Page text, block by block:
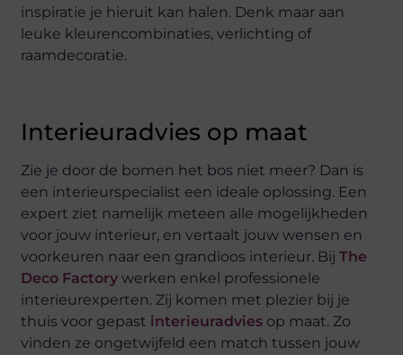
inspiratie je hieruit kan halen. Denk maar aan
leuke kleurencombinaties, verlichting of
raamdecoratie.
Interieuradvies op maat
Zie je door de bomen het bos niet meer? Dan is
een interieurspecialist een ideale oplossing. Een
expert ziet namelijk meteen alle mogelijkheden
voor jouw interieur, en vertaalt jouw wensen en
voorkeuren naar een grandioos interieur. BijThe
Deco Factory werken enkel professionele
interieurexperten. Zij komen met plezier bij je
thuis voor gepast interieuradvies op maat. Zo
vinden ze ongetwijfeld een match tussen jouw